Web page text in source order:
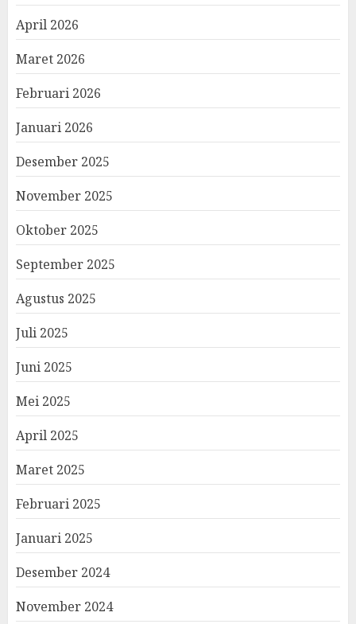
April 2026
Maret 2026
Februari 2026
Januari 2026
Desember 2025
November 2025
Oktober 2025
September 2025
Agustus 2025
Juli 2025
Juni 2025
Mei 2025
April 2025
Maret 2025
Februari 2025
Januari 2025
Desember 2024
November 2024